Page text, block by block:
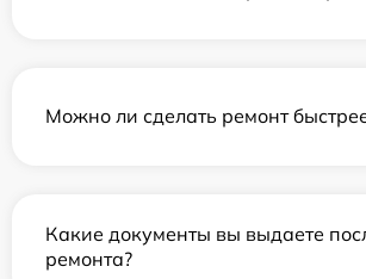
Можно ли сделать ремонт
Какие документы вы выдаете
ремонта?